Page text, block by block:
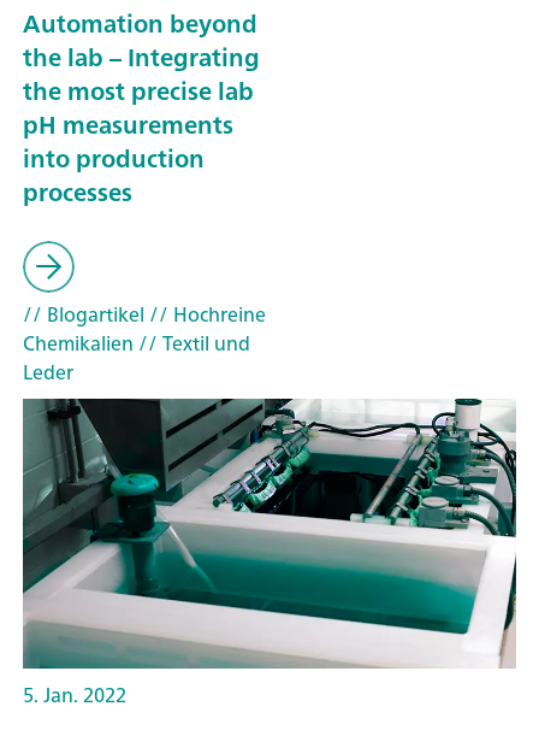
Automation beyond
the lab – Integrating
the most precise lab
pH measurements
into production
processes
// Blogartikel // Hochreine
Chemikalien // Textil und
Leder
5. Jan. 2022